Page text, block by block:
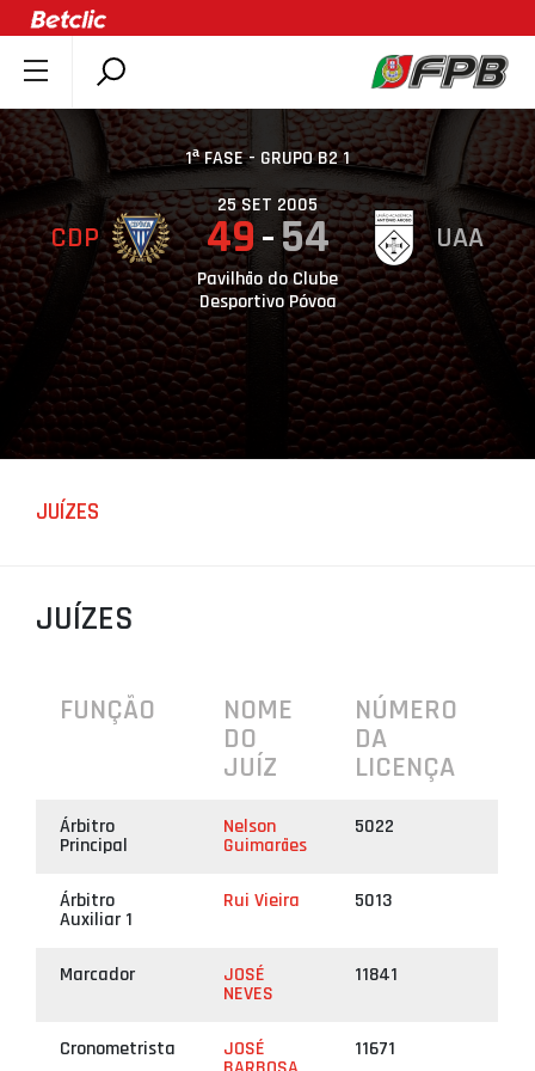
SOBRE A FPB
DOCUMENTOS
ÚLTIMAS
COMPETIÇÕES
ASSOCIAÇÕES
CLUBES
AGENTES
AGENDA
SELEÇÕES
ÁREA TÉCNICA
LIGA BETCLIC MASCULINA
1ª FASE - GRUPO B2 1
25 SET 2005
CDP 49 54 UAA
Pavilhão do Clube
Desportivo Póvoa
JUÍZES
JUÍZES
FUNÇÃO
NOME
DO
JUÍZ
NÚMERO
DA
LICENÇA
Árbitro
Principal
Nelson
Guimarães
5022
Árbitro
Auxiliar 1
Rui Vieira 5013
Marcador JOSÉ
NEVES
11841
Cronometrista JOSÉ 11671